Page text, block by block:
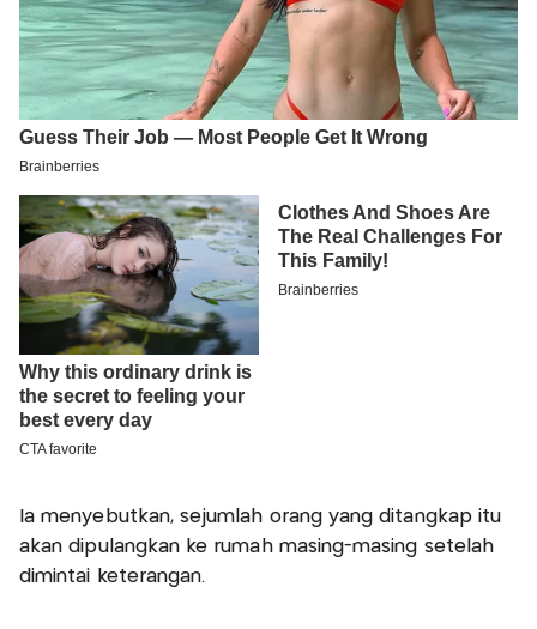
Ia menyebutkan, sejumlah orang yang ditangkap itu
akan dipulangkan ke rumah masing-masing setelah
dimintai keterangan.